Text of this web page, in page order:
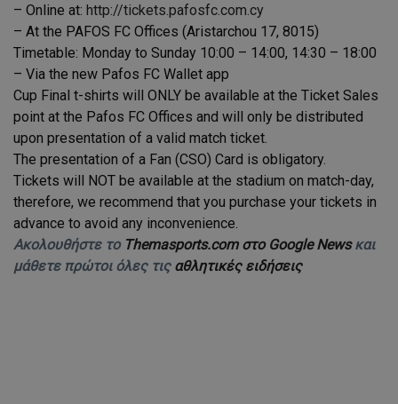
– Online at: http://tickets.pafosfc.com.cy
– At the PAFOS FC Offices (Aristarchou 17, 8015)
Timetable: Monday to Sunday 10:00 – 14:00, 14:30 – 18:00
– Via the new Pafos FC Wallet app
Cup Final t-shirts will ONLY be available at the Ticket Sales
point at the Pafos FC Offices and will only be distributed
upon presentation of a valid match ticket.
The presentation of a Fan (CSO) Card is obligatory.
Tickets will NOT be available at the stadium on match-day,
therefore, we recommend that you purchase your tickets in
advance to avoid any inconvenience.
Ακολουθήστε το Themasports.com στο Google Newsκαι
μάθετε πρώτοι όλες τις αθλητικές ειδήσεις